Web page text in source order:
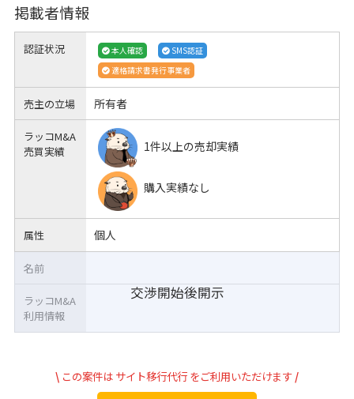
掲載者情報
認証状況 本人確認
SMS認証
適格請求書発行事業者
売主の立場 所有者
ラッコM&A
売買実績
1件以上の売却実績
購入実績なし
属性 個人
交渉開始後開示
名前
ラッコM&A
利用情報
\ この案件は サイト移行代行 をご利用いただけます /